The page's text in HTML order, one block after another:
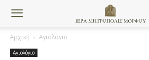
Αρχική Αγιολόγιο
Αγιολόγιο